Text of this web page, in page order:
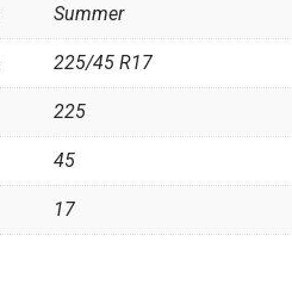
Summer
225/45 R17
225
45
17